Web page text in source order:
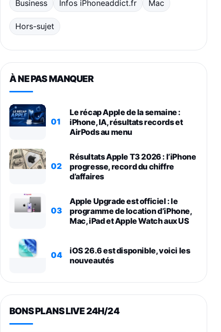
Business Infos iPhoneaddict.fr Mac
Hors-sujet
À NE PAS MANQUER
01
Le récap Apple de la semaine :
iPhone, IA, résultats records et
AirPods au menu
02
Résultats Apple T3 2026 : l’iPhone
progresse, record du chiffre
d’affaires
03
Apple Upgrade est officiel : le
programme de location d’iPhone,
Mac, iPad et Apple Watch aux US
04
iOS 26.6 est disponible, voici les
nouveautés
BONS PLANS LIVE 24H/24